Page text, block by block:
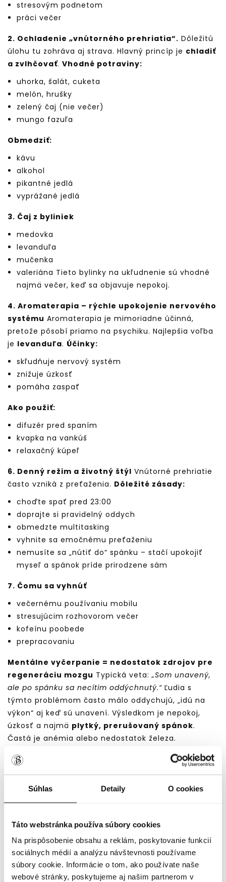
Súhlas Detaily O cookies
Táto webstránka používa súbory cookies
Na prispôsobenie obsahu a reklám, poskytovanie funkcií
sociálnych médií a analýzu návštevnosti používame
súbory cookie. Informácie o tom, ako používate naše
webové stránky, poskytujeme aj našim partnerom v
stresovým podnetom
práci večer
2. Ochladenie „vnútorného prehriatia“. Dôležitú
úlohu tu zohráva aj strava. Hlavný princíp je chladiť
a zvlhčovať. Vhodné potraviny:
uhorka, šalát, cuketa
melón, hrušky
zelený čaj (nie večer)
mungo fazuľa
Obmedziť:
kávu
alkohol
pikantné jedlá
vyprážané jedlá
3. Čaj z byliniek
medovka
levanduľa
mučenka
valeriána Tieto bylinky na ukľudnenie sú vhodné
najmä večer, keď sa objavuje nepokoj.
4. Aromaterapia – rýchle upokojenie nervového
systému Aromaterapia je mimoriadne účinná,
pretože pôsobí priamo na psychiku. Najlepšia voľba
je levanduľa. Účinky:
skľudňuje nervový systém
znižuje úzkosť
pomáha zaspať
Ako použiť:
difuzér pred spaním
kvapka na vankúš
relaxačný kúpeľ
6. Denný režim a životný štýl Vnútorné prehriatie
často vzniká z preťaženia. Dôležité zásady:
choďte spať pred 23:00
doprajte si pravidelný oddych
obmedzte multitasking
vyhnite sa emočnému preťaženiu
nemusíte sa „nútiť do“ spánku – stačí upokojiť
myseľ a spánok príde prirodzene sám
7. Čomu sa vyhnúť
večernému používaniu mobilu
stresujúcim rozhovorom večer
kofeínu poobede
prepracovaniu
Mentálne vyčerpanie = nedostatok zdrojov pre
regeneráciu mozgu Typická veta:„Som unavený,
ale po spánku sa necítim oddýchnutý.“ Ľudia s
týmto problémom často málo oddychujú, „idú na
výkon“ aj keď sú unavení. Výsledkom je nepokoj,
úzkosť a najmä plytký, prerušovaný spánok.
Častá je anémia alebo nedostatok železa.
Typické príznaky:
mentálne vyčerpanie
plytký spánok, časté nočné prebúdzanie
nízka odolnosť voči stresu
búšenie srdca (hlavne večer)
únava, slabosť
bledosť (tvár, pery)
zhoršená pamäť, sústredenie